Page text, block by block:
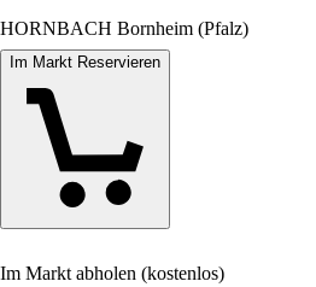
HORNBACH Bornheim (Pfalz)
Im Markt Reservieren
Im Markt abholen (kostenlos)